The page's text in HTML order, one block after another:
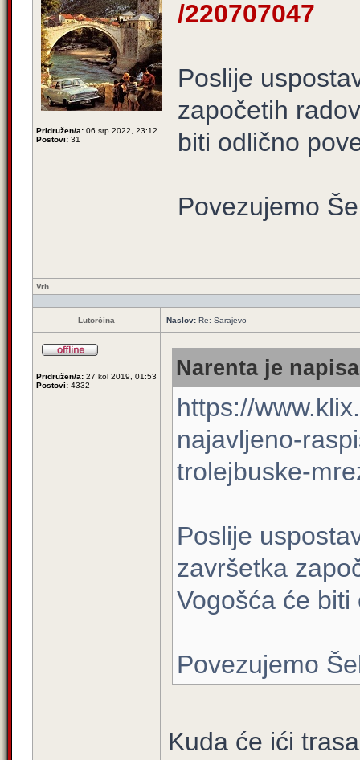
Pridružen/a: 06 srp 2022, 23:12
Postovi: 31
/220707047
Poslije
započetih
biti odlično
Povezujemo
Vrh
Lutorčina Naslov: Re: Sarajevo
Pridružen/a: 27 kol 2019, 01:53
Postovi: 4332
Narenta je
https://
najavljeno-
trolejbuske-
Poslije
završetka
Vogošća će
Povezujemo
Kuda će ići